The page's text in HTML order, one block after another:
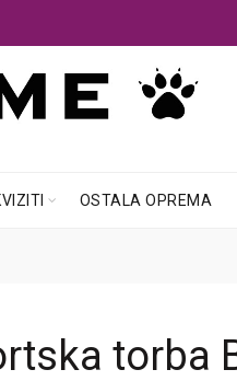
OSTALA OPREMA
torba